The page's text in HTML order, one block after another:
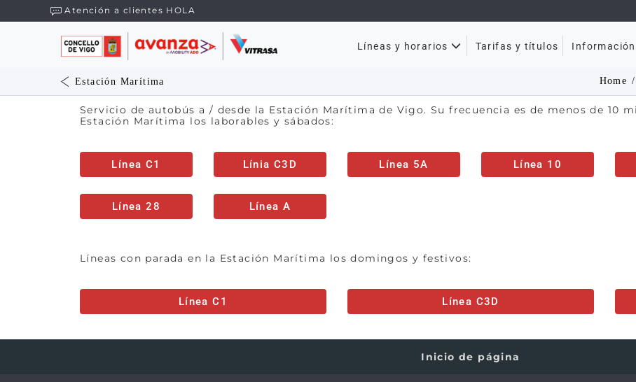
Atención a clientes HOLA
Líneas y horarios Tarifas y títulos Información
Estación Marítima Home
Servicio de autobús a / desde la Estación Marítima de Vigo. Su frecuencia es de menos de 10
Estación Marítima los laborables y sábados:
Línea C1
Línea 28
Línia C3D
Línea A
Línea 5A Línea 10
Líneas con parada en la Estación Marítima los domingos y festivos:
Línea C1 Línea C3D
Inicio de página